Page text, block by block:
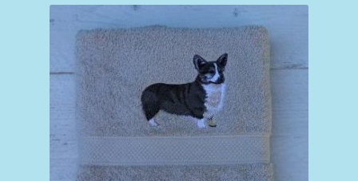
optie
kan
gekozen
worden
op
productpagina